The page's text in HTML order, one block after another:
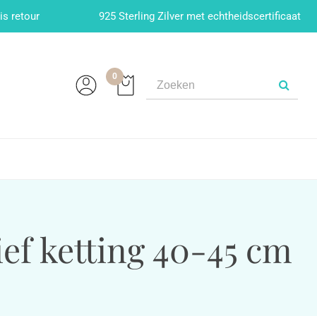
retour 925 Sterling Zilver met echtheidscertificaat
0
ketting 40-45 cm